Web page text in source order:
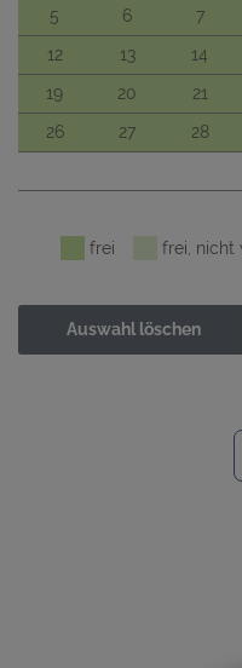
5
6 7
12
13 14
19
20 21
26
27 28
frei frei, nicht
Auswahl löschen